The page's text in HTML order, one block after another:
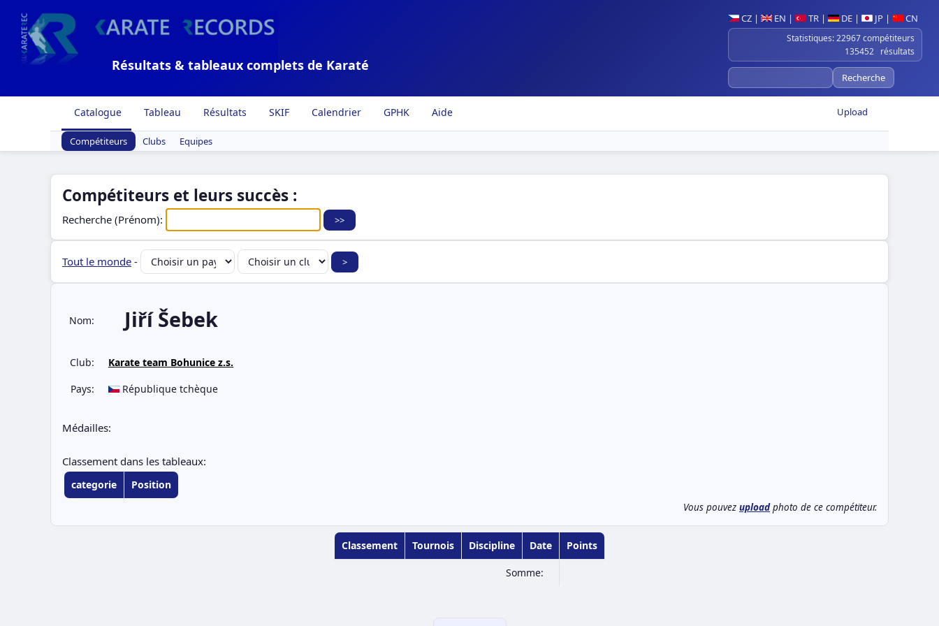
CZ | EN | TR | DE | JP | CN
Statistiques: 22967 compétiteurs
135452 résultats
Résultats & tableaux complets de Karaté
Upload
Catalogue Tableau Résultats SKIF Calendrier GPHK Aide
Compétiteurs Clubs Equipes
Compétiteurs et leurs succès :
Recherche (Prénom):
Tout le monde -
Nom: Jiří Šebek
Club:
Karate team Bohunice z.s.
Pays:
République tchèque
Médailles:
Classement dans les tableaux:
categorie Position
Vous pouvez uploadphoto de ce compétiteur.
Classement Tournois Discipline Date Points
Somme: